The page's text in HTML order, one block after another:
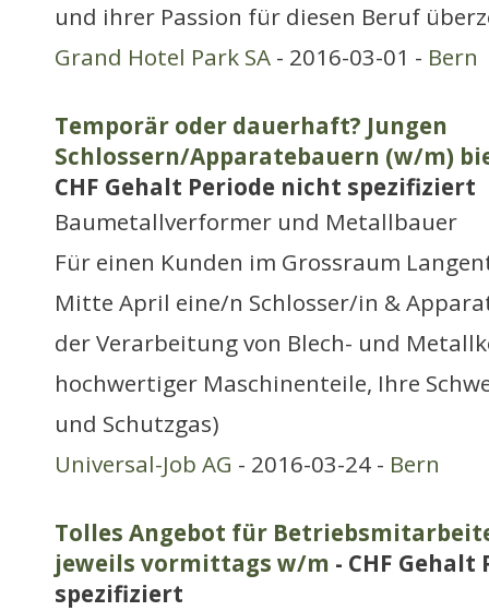
und ihrer Passion für diesen Beruf
Grand Hotel Park SA - 2016-03-01 - Bern
Temporär oder dauerhaft? Jungen
Schlossern/Apparatebauern (w/m)
CHF Gehalt Periode nicht spezifiziert
Baumetallverformer und Metallbauer
Für einen Kunden im Grossraum
Mitte April eine/n Schlosser/in &
der Verarbeitung von Blech- und
hochwertiger Maschinenteile, Ihre
und Schutzgas)
Universal-Job AG - 2016-03-24 - Bern
Tolles Angebot für
jeweils vormittags w/m - CHF
spezifiziert